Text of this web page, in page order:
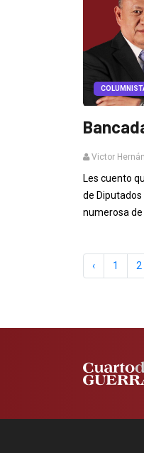
Victor
Les cuento
de
numerosa de
‹ 1 2